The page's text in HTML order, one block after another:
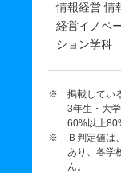
情報経営 情
経営イノベ
ション学科
※ 掲載している
3年生・大
60%以上
※ Ｂ判定値は、
あり、各学
ん。